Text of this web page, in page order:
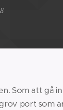
Som att gå
port som